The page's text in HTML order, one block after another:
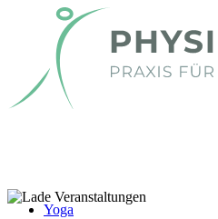
Yoga